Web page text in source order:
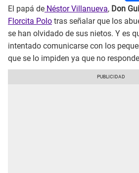
El papá de Néstor Villanueva, Don
Florcita Polo tras señalar que los
se han olvidado de sus nietos. Y es
intentado comunicarse con los
que se lo impiden ya que no